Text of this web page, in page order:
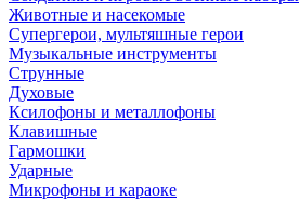
Животные и насекомые
Супергерои, мультяшные герои
Музыкальные инструменты
Струнные
Духовые
Ксилофоны и металлофоны
Клавишные
Гармошки
Ударные
Микрофоны и караоке